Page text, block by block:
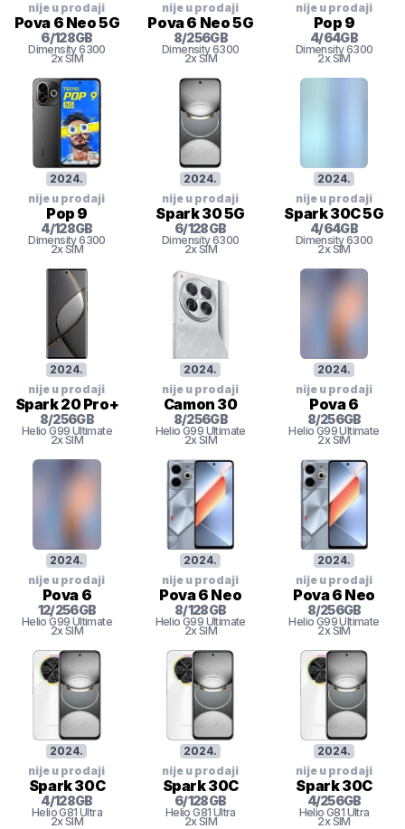
nije u prodaji
Pova 6 Neo 5G
6/128GB
Dimensity 6300
2x SIM
nije u prodaji
Pova 6 Neo 5G
8/256GB
Dimensity 6300
2x SIM
nije u prodaji
Pop 9
4/64GB
Dimensity 6300
2x SIM
2024.
nije u prodaji
Pop 9
4/128GB
Dimensity 6300
2x SIM
2024.
nije u prodaji
Spark 30 5G
6/128GB
Dimensity 6300
2x SIM
2024.
nije u prodaji
Spark 30C 5G
4/64GB
Dimensity 6300
2x SIM
2024.
nije u prodaji
Spark 20 Pro+
8/256GB
Helio G99 Ultimate
2x SIM
2024.
nije u prodaji
Camon 30
8/256GB
Helio G99 Ultimate
2x SIM
2024.
nije u prodaji
Pova 6
8/256GB
Helio G99 Ultimate
2x SIM
2024.
nije u prodaji
Pova 6
12/256GB
Helio G99 Ultimate
2x SIM
2024.
nije u prodaji
Pova 6 Neo
8/128GB
Helio G99 Ultimate
2x SIM
2024.
nije u prodaji
Pova 6 Neo
8/256GB
Helio G99 Ultimate
2x SIM
2024.
nije u prodaji
Spark 30C
4/128GB
Helio G81 Ultra
2x SIM
2024.
nije u prodaji
Spark 30C
6/128GB
Helio G81 Ultra
2x SIM
2024.
nije u prodaji
Spark 30C
4/256GB
Helio G81 Ultra
2x SIM